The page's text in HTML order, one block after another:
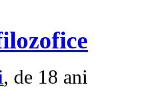
, de 18 ani